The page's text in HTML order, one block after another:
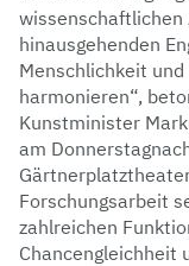
hinausgehenden
Menschlichkeit
harmonieren“,
Kunstminister
am
Forschungsarbeit
zahlreichen
Chancengleichheit